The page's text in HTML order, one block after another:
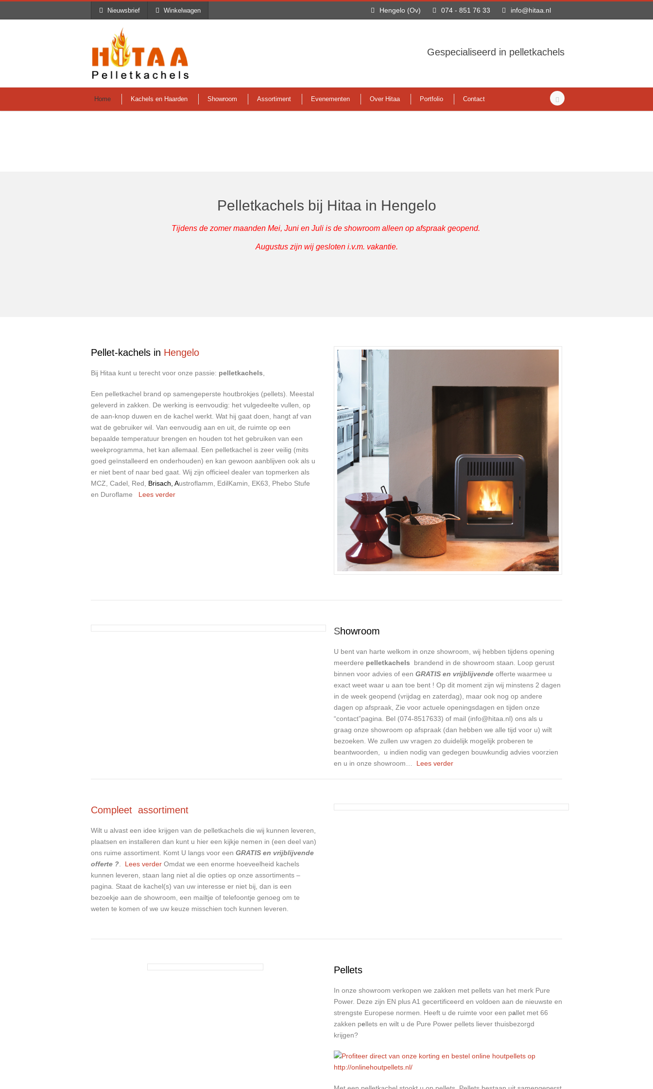
Nieuwsbrief Winkelwagen Hengelo (Ov) 074 - 851 76 33 info@hitaa.nl
Gespecialiseerd in pelletkachels
Home Kachels en Haarden Showroom Assortiment Evenementen Over Hitaa Portfolio Contact
Pelletkachels bij Hitaa in Hengelo
Tijdens de zomer maanden Mei, Juni en Juli is de showroom alleen op afspraak geopend.
Augustus zijn wij gesloten i.v.m. vakantie.
Pellet-kachels in Hengelo
Bij Hitaa kunt u terecht voor onze passie: pelletkachels,
Een pelletkachel brand op samengeperste houtbrokjes (pellets). Meestal
geleverd in zakken. De werking is eenvoudig: het vulgedeelte vullen, op
de aan-knop duwen en de kachel werkt. Wat hij gaat doen, hangt af van
wat de gebruiker wil. Van eenvoudig aan en uit, de ruimte op een
bepaalde temperatuur brengen en houden tot het gebruiken van een
weekprogramma, het kan allemaal. Een pelletkachel is zeer veilig (mits
goed geïnstalleerd en onderhouden) en kan gewoon aanblijven ook als u
er niet bent of naar bed gaat. Wij zijn officieel dealer van topmerken als
MCZ, Cadel, Red, Brisach, Austroflamm, EdilKamin, EK63, Phebo Stufe
en Duroflame Lees verder
Showroom
U bent van harte welkom in onze showroom, wij hebben tijdens opening
meerdere pelletkachels brandend in de showroom staan. Loop gerust
binnen voor advies of een GRATIS en vrijblijvende offerte waarmee u
exact weet waar u aan toe bent ! Op dit moment zijn wij minstens 2 dagen
in de week geopend (vrijdag en zaterdag), maar ook nog op andere
dagen op afspraak, Zie voor actuele openingsdagen en tijden onze
“contact”pagina. Bel (074-8517633) of mail (info@hitaa.nl) ons als u
graag onze showroom op afspraak (dan hebben we alle tijd voor u) wilt
bezoeken. We zullen uw vragen zo duidelijk mogelijk proberen te
beantwoorden, u indien nodig van gedegen bouwkundig advies voorzien
en u in onze showroom… Lees verder
Compleet assortiment
Wilt u alvast een idee krijgen van de pelletkachels die wij kunnen leveren,
plaatsen en installeren dan kunt u hier een kijkje nemen in (een deel van)
ons ruime assortiment. Komt U langs voor een GRATIS en vrijblijvende
offerte ?. Lees verder Omdat we een enorme hoeveelheid kachels
kunnen leveren, staan lang niet al die opties op onze assortiments –
pagina. Staat de kachel(s) van uw interesse er niet bij, dan is een
bezoekje aan de showroom, een mailtje of telefoontje genoeg om te
weten te komen of we uw keuze misschien toch kunnen leveren.
Pellets
In onze showroom verkopen we zakken met pellets van het merk Pure
Power. Deze zijn EN plus A1 gecertificeerd en voldoen aan de nieuwste en
strengste Europese normen. Heeft u de ruimte voor een pallet met 66
zakken pellets en wilt u de Pure Power pellets liever thuisbezorgd
krijgen?